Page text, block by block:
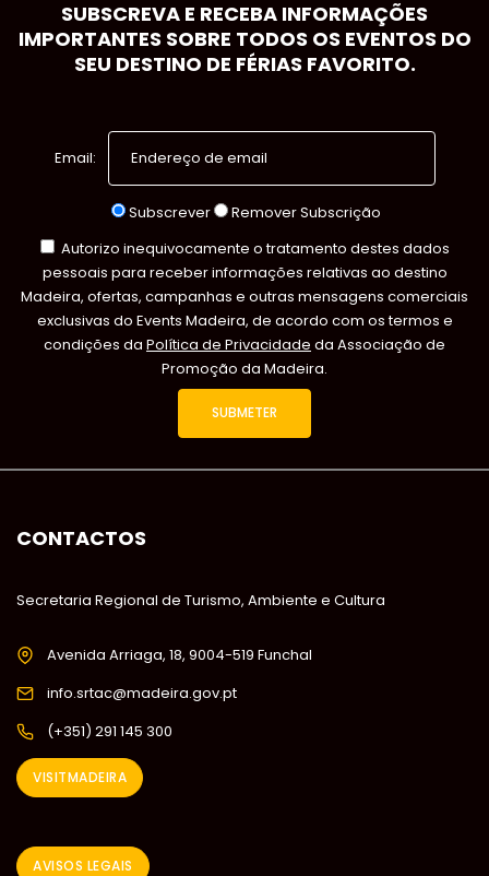
SUBSCREVA E RECEBA INFORMAÇÕES
IMPORTANTES SOBRE TODOS OS EVENTOS DO
SEU DESTINO DE FÉRIAS FAVORITO.
Email:
Subscrever
Remover Subscrição
Autorizo inequivocamente o tratamento destes dados
pessoais para receber informações relativas ao destino
Madeira, ofertas, campanhas e outras mensagens comerciais
exclusivas do Events Madeira, de acordo com os termos e
condições da Política de Privacidade da Associação de
Promoção da Madeira.
CONTACTOS
Secretaria Regional de Turismo, Ambiente e Cultura
Avenida Arriaga, 18, 9004-519 Funchal
info.srtac@madeira.gov.pt
(+351) 291 145 300
VISITMADEIRA
AVISOS LEGAIS